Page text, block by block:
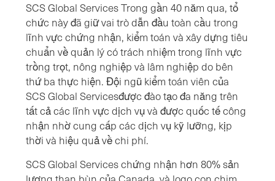
SCS Global Services Trong gần 40 năm qua, tổ
chức này đã giữ vai trò dẫn đầu toàn cầu trong
lĩnh vực chứng nhận, kiểm toán và xây dựng tiêu
chuẩn về quản lý có trách nhiệm trong lĩnh vực
trồng trọt, nông nghiệp và lâm nghiệp do bên
thứ ba thực hiện. Đội ngũ kiểm toán viên của
SCS Global Servicesđược đào tạo đa năng trên
tất cả các lĩnh vực dịch vụ và được quốc tế công
nhận nhờ cung cấp các dịch vụ kỹ lưỡng, kịp
thời và hiệu quả về chi phí.
SCS Global Services chứng nhận hơn 80% sản